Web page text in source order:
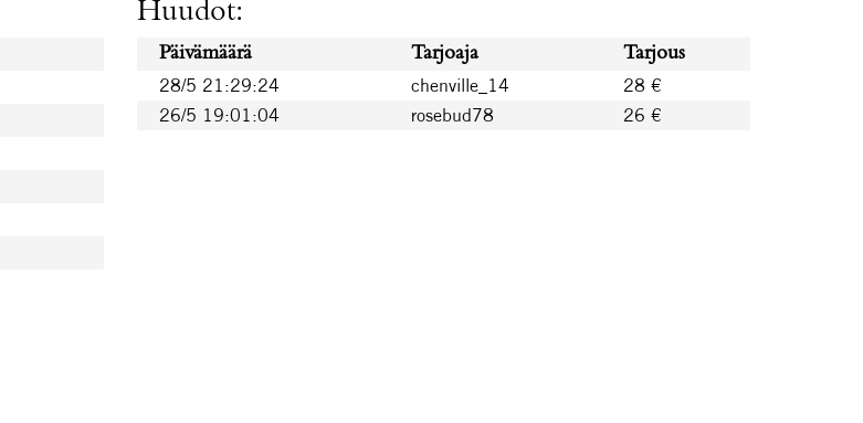
Huudot:
Päivämäärä Tarjoaja Tarjous
28/5 21:29:24 chenville_14
28 €
26/5 19:01:04
rosebud78 26 €